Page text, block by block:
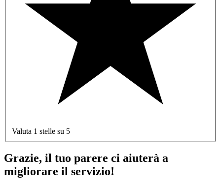
Valuta 1 stelle su 5
Grazie, il tuo parere ci aiuterà a
migliorare il servizio!